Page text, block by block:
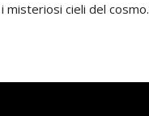
misteriosi cieli del cosmo.